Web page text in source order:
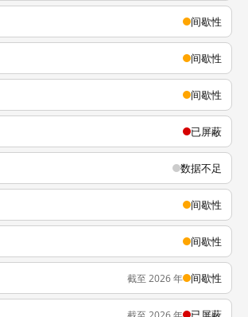
间歇性
间歇性
间歇性
已屏蔽
数据不足
间歇性
间歇性
截至 2026 年 间歇性